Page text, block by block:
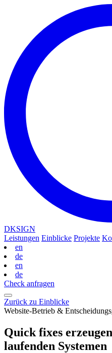
DKSIGN
Leistungen Einblicke Projekte
en
de
en
de
Check anfragen
Zurück zu Einblicke
Website-Betrieb &
Quick fixes
laufenden Systemen